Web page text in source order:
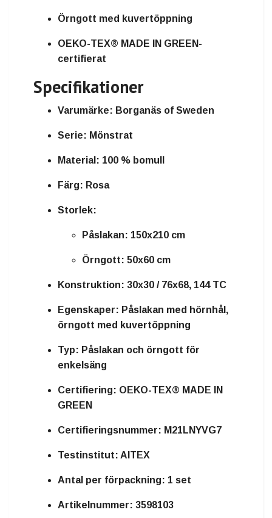
Örngott med kuvertöppning
OEKO-TEX® MADE IN GREEN-
certifierat
Specifikationer
Varumärke: Borganäs of Sweden
Serie: Mönstrat
Material: 100 % bomull
Färg: Rosa
Storlek:
Påslakan: 150x210 cm
Örngott: 50x60 cm
Konstruktion: 30x30 / 76x68, 144 TC
Egenskaper: Påslakan med hörnhål,
örngott med kuvertöppning
Typ: Påslakan och örngott för
enkelsäng
Certifiering: OEKO-TEX® MADE IN
GREEN
Certifieringsnummer: M21LNYVG7
Testinstitut: AITEX
Antal per förpackning: 1 set
Artikelnummer: 3598103